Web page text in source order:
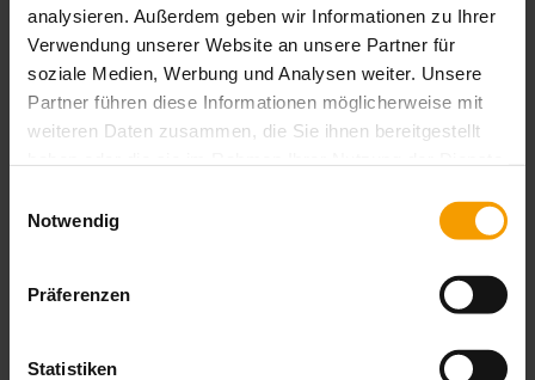
analysieren. Außerdem geben wir Informationen zu Ihrer
Verwendung unserer Website an unsere Partner für
soziale Medien, Werbung und Analysen weiter. Unsere
Partner führen diese Informationen möglicherweise mit
weiteren Daten zusammen, die Sie ihnen bereitgestellt
Notwendig
Präferenzen
Statistiken